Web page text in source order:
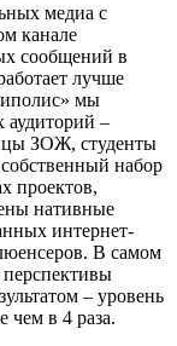
медиа с
канале
сообщений в
лучше
мы
аудиторий –
ЗОЖ, студенты
набор
проектов,
нативные
интернет-
В самом
– уровень
чем в 4 раза.